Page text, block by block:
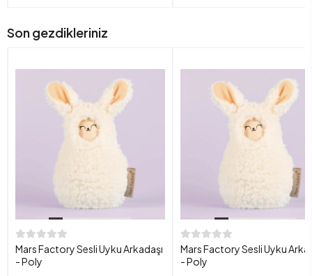
Son gezdikleriniz
Mars Factory Sesli Uyku Arkadaşı
- Poly
Mars Factory Sesli Uyku
- Poly